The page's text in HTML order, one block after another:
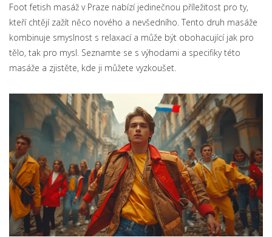
Foot fetish masáž v Praze nabízí jedinečnou příležitost pro ty,
kteří chtějí zažít něco nového a nevšedního. Tento druh masáže
kombinuje smyslnost s relaxací a může být obohacující jak pro
tělo, tak pro mysl. Seznamte se s výhodami a specifiky této
masáže a zjistěte, kde ji můžete vyzkoušet.